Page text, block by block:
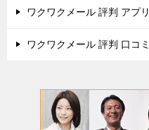
ワクワクメール 評判 アプリ
ワクワクメール 評判 口コミ